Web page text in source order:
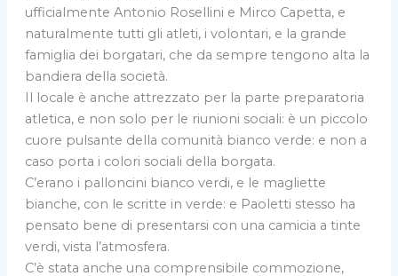
ufficialmente Antonio Rosellini e Mirco Capetta, e
naturalmente tutti gli atleti, i volontari, e la grande
famiglia dei borgatari, che da sempre tengono alta la
bandiera della società.
Il locale è anche attrezzato per la parte preparatoria
atletica, e non solo per le riunioni sociali: è un piccolo
cuore pulsante della comunità bianco verde: e non a
caso porta i colori sociali della borgata.
C’erano i palloncini bianco verdi, e le magliette
bianche, con le scritte in verde: e Paoletti stesso ha
pensato bene di presentarsi con una camicia a tinte
verdi, vista l’atmosfera.
C’è stata anche una comprensibile commozione,